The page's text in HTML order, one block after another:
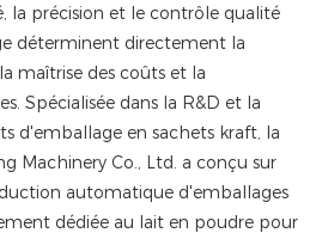
la précision et le contrôle qualité
déterminent directement la
maîtrise des coûts et la
Spécialisée dans la R&D et la
d'emballage en sachets kraft, la
Machinery Co., Ltd. a conçu sur
automatique d'emballages
dédiée au lait en poudre pour